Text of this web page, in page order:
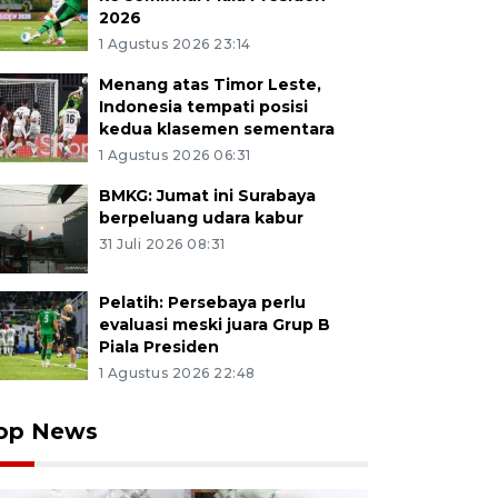
2026
1 Agustus 2026 23:14
Menang atas Timor Leste,
Indonesia tempati posisi
kedua klasemen sementara
1 Agustus 2026 06:31
BMKG: Jumat ini Surabaya
berpeluang udara kabur
31 Juli 2026 08:31
Pelatih: Persebaya perlu
evaluasi meski juara Grup B
Piala Presiden
1 Agustus 2026 22:48
News